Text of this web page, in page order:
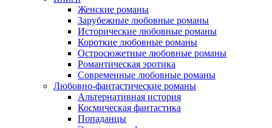
Женские романы
Зарубежные любовные романы
Исторические любовные романы
Короткие любовные романы
Остросюжетные любовные романы
Романтическая эротика
Современные любовные романы
Любовно-фантастические романы
Альтернативная история
Космическая фантастика
Попаданцы